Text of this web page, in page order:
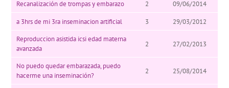
Recanalización de trompas y embarazo 2 09/06/2014
a 3hrs de mi 3ra inseminacion artificial 3
29/03/2012
Reproduccion asistida icsi edad materna
avanzada
2 27/02/2013
No puedo quedar embarazada, puedo
hacerme una inseminación?
2 25/08/2014